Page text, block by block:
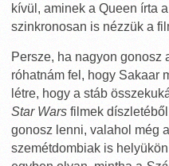
kívül, aminek a Queen írta
szinkronosan is nézzük a
Persze, ha nagyon gonosz
róhatnám fel, hogy Sakaar
létre, hogy a stáb
Star Wars filmek
gonosz lenni, valahol még
szemétdombiak is